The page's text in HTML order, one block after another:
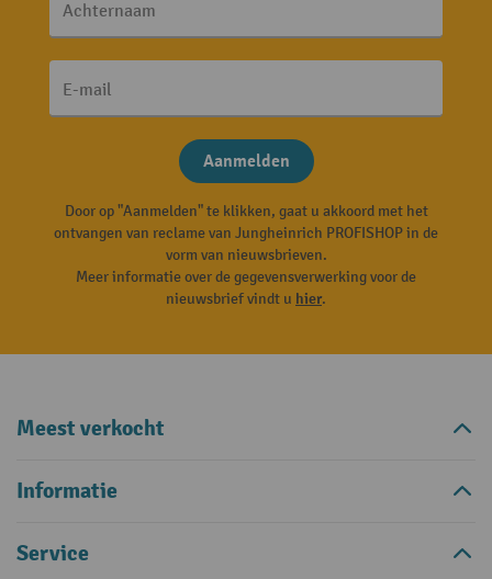
Achternaam
E-mail
Aanmelden
Door op "Aanmelden" te klikken, gaat u akkoord met het
ontvangen van reclame van Jungheinrich PROFISHOP in de
vorm van nieuwsbrieven.
Meer informatie over de gegevensverwerking voor de
nieuwsbrief vindt u hier.
Meest verkocht
Informatie
Service